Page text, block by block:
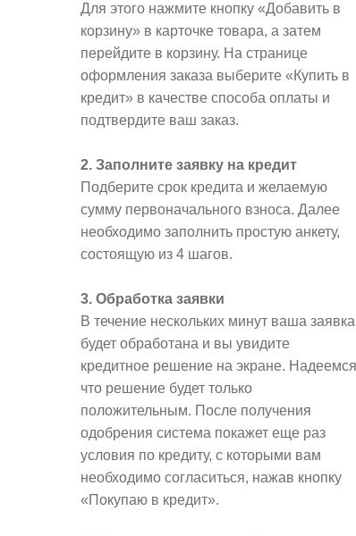
Для этого нажмите кнопку «Добавить в
корзину» в карточке товара, а затем
перейдите в корзину. На странице
оформления заказа выберите «Купить в
кредит» в качестве способа оплаты и
подтвердите ваш заказ.
2. Заполните заявку на кредит
Подберите срок кредита и желаемую
сумму первоначального взноса. Далее
необходимо заполнить простую анкету,
состоящую из 4 шагов.
3. Обработка заявки
В течение нескольких минут ваша заявка
будет обработана и вы увидите
кредитное решение на экране.
что решение будет только
положительным. После получения
одобрения система покажет еще раз
условия по кредиту, с которыми вам
необходимо согласиться, нажав кнопку
«Покупаю в кредит».